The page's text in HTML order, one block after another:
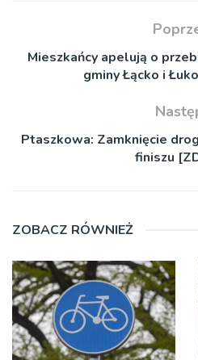
Mieszkańcy apelują o
gminy Łącko i
Ptaszkowa: Zamknięcie
finiszu
ZOBACZ RÓWNIEŻ